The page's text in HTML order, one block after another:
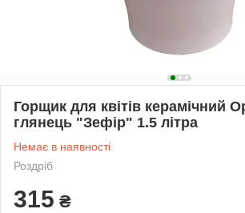
Горщик для квітів керамічний
глянець "Зефір" 1.5 літра
Немає в наявності
Роздріб
315 ₴